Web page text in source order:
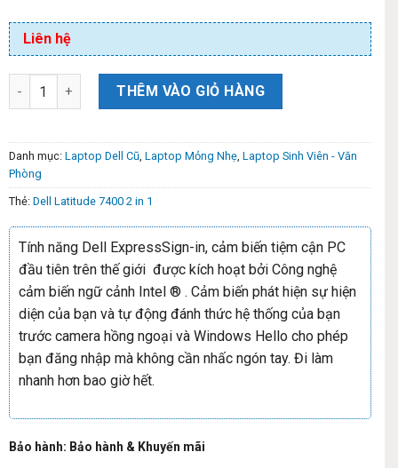
Liên hệ
THÊM VÀO GIỎ HÀNG
Danh mục: Laptop Dell Cũ Laptop Mỏng Nhẹ Laptop Sinh Viên - Văn
Phòng
Thẻ: Dell Latitude 7400 2 in 1
Tính năng Dell ExpressSign-in, cảm biến tiệm cận PC
đầu tiên trên thế giới được kích hoạt bởi Công nghệ
cảm biến ngữ cảnh Intel ® . Cảm biến phát hiện sự hiện
diện của bạn và tự động đánh thức hệ thống của bạn
trước camera hồng ngoại và Windows Hello cho phép
bạn đăng nhập mà không cần nhấc ngón tay. Đi làm
nhanh hơn bao giờ hết.
Bảo hành: Bảo hành & Khuyến mãi